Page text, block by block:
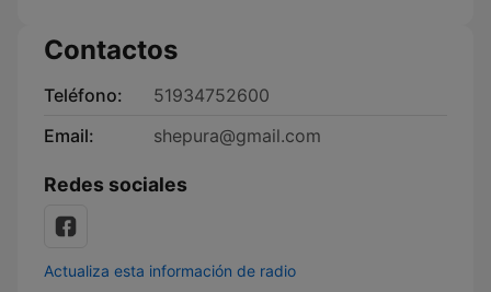
Contactos
Teléfono:
51934752600
Email:
shepura@gmail.com
Redes sociales
Actualiza esta información de radio